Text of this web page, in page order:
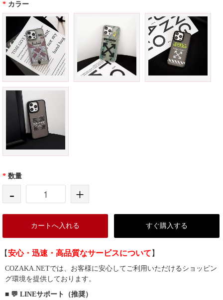
* カラー
* 数量
- +
カートへ入れる すぐ購入する
【安心・迅速・高品質なサービスについて 】
COZAKA.NETでは、お客様に安心してご利用いただけるショッピン
グ環境を提供しております。
■ 💬 LINEサポート（推奨）